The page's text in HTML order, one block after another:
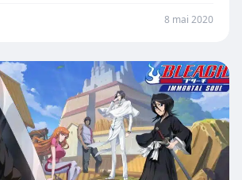
8 mai 2020